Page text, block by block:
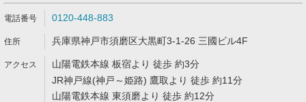
0120-448-883
兵庫県神戸市須磨区大黒町3-1-26 三國ビル4F
山陽電鉄本線 板宿より 徒歩 約3分
JR神戸線(神戸～姫路) 鷹取より 徒歩 約11分
山陽電鉄本線 東須磨より 徒歩 約12分